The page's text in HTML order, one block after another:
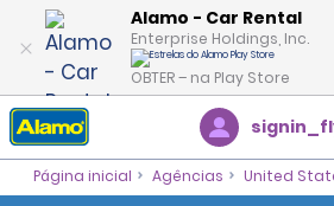
Alamo - Car Rental
Enterprise Holdings, Inc.
OBTER – na Play Store
Página inicial Agências United